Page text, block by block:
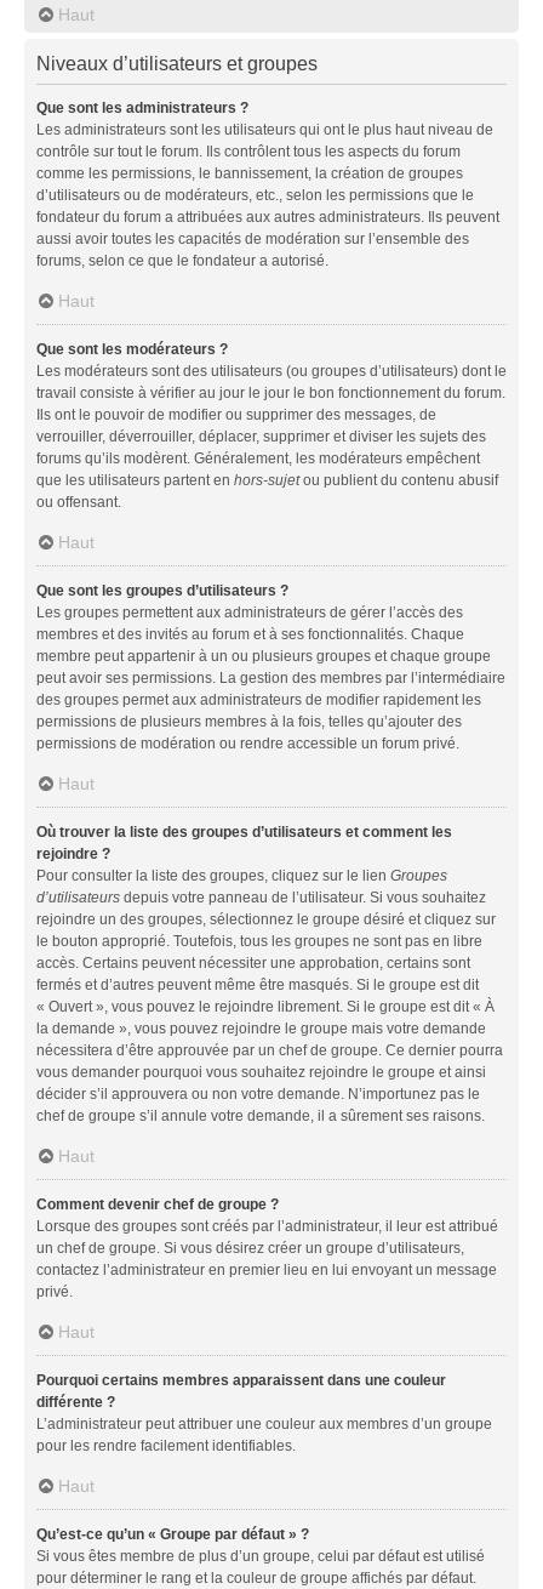
Haut
Niveaux d’utilisateurs et groupes
Que sont les administrateurs ?
Les administrateurs sont les utilisateurs qui ont le plus haut niveau de
contrôle sur tout le forum. Ils contrôlent tous les aspects du forum
comme les permissions, le bannissement, la création de groupes
d’utilisateurs ou de modérateurs, etc., selon les permissions que le
fondateur du forum a attribuées aux autres administrateurs. Ils peuvent
aussi avoir toutes les capacités de modération sur l’ensemble des
forums, selon ce que le fondateur a autorisé.
Haut
Que sont les modérateurs ?
Les modérateurs sont des utilisateurs (ou groupes d’utilisateurs) dont le
travail consiste à vérifier au jour le jour le bon fonctionnement du forum.
Ils ont le pouvoir de modifier ou supprimer des messages, de
verrouiller, déverrouiller, déplacer, supprimer et diviser les sujets des
forums qu’ils modèrent. Généralement, les modérateurs empêchent
que les utilisateurs partent en hors-sujetou publient du contenu abusif
ou offensant.
Haut
Que sont les groupes d’utilisateurs ?
Les groupes permettent aux administrateurs de gérer l’accès des
membres et des invités au forum et à ses fonctionnalités. Chaque
membre peut appartenir à un ou plusieurs groupes et chaque groupe
peut avoir ses permissions. La gestion des membres par l’intermédiaire
des groupes permet aux administrateurs de modifier rapidement les
permissions de plusieurs membres à la fois, telles qu’ajouter des
permissions de modération ou rendre accessible un forum privé.
Haut
Où trouver la liste des groupes d’utilisateurs et comment les
rejoindre ?
Pour consulter la liste des groupes, cliquez sur le lien Groupes
d’utilisateurs depuis votre panneau de l’utilisateur. Si vous souhaitez
rejoindre un des groupes, sélectionnez le groupe désiré et cliquez sur
le bouton approprié. Toutefois, tous les groupes ne sont pas en libre
accès. Certains peuvent nécessiter une approbation, certains sont
fermés et d’autres peuvent même être masqués. Si le groupe est dit
« Ouvert », vous pouvez le rejoindre librement. Si le groupe est dit « À
la demande », vous pouvez rejoindre le groupe mais votre demande
nécessitera d’être approuvée par un chef de groupe. Ce dernier pourra
vous demander pourquoi vous souhaitez rejoindre le groupe et ainsi
décider s’il approuvera ou non votre demande. N’importunez pas le
chef de groupe s’il annule votre demande, il a sûrement ses raisons.
Haut
Comment devenir chef de groupe ?
Lorsque des groupes sont créés par l’administrateur, il leur est attribué
un chef de groupe. Si vous désirez créer un groupe d’utilisateurs,
contactez l’administrateur en premier lieu en lui envoyant un message
privé.
Haut
Pourquoi certains membres apparaissent dans une couleur
différente ?
L’administrateur peut attribuer une couleur aux membres d’un groupe
pour les rendre facilement identifiables.
Haut
Qu’est-ce qu’un « Groupe par défaut » ?
Si vous êtes membre de plus d’un groupe, celui par défaut est utilisé
pour déterminer le rang et la couleur de groupe affichés par défaut.